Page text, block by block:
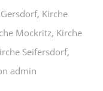
, Kirche
Mockritz, Kirche
Seifersdorf,
admin